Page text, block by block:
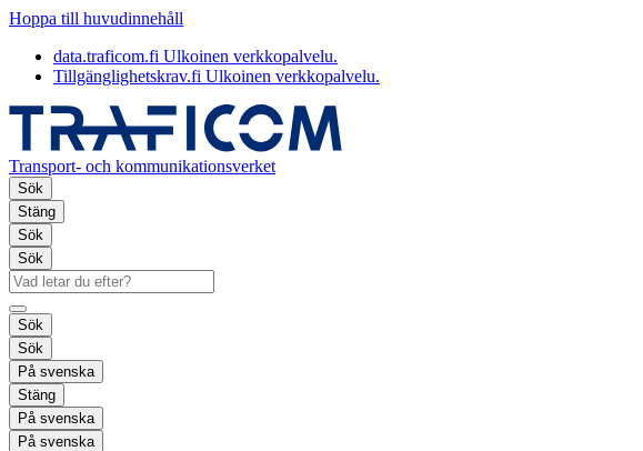
Hoppa till huvudinnehåll
data.traficom.fi Ulkoinen verkkopalvelu.
Tillgänglighetskrav.fi Ulkoinen verkkopalvelu.
Transport- och kommunikationsverket
Sök
Stäng
Sök
Sök
Sök
Sök
På svenska
Stäng
På svenska
På svenska